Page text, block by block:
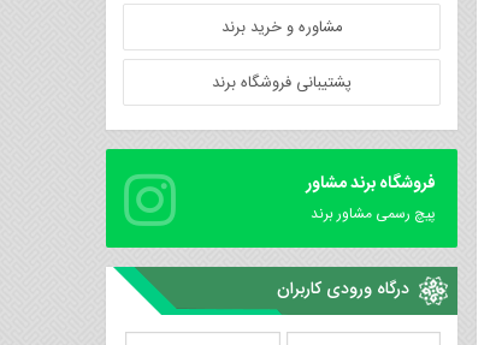
مشاوره و خرید برند
پشتیبانی فروشگاه برند
فروشگاه برند مشاور
پیچ رسمی مشاور برند
درگاه ورودی کاربران